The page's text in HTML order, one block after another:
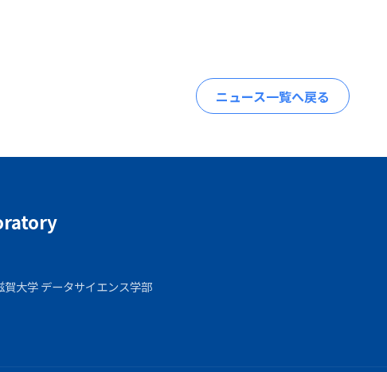
ニュース一覧へ戻る
大学 データサイエンス学部